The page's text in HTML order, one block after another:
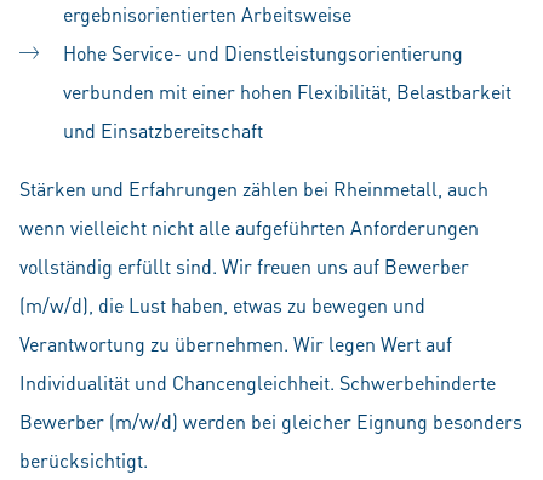
ergebnisorientierten Arbeitsweise
Hohe Service- und Dienstleistungsorientierung
verbunden mit einer hohen Flexibilität, Belastbarkeit
und Einsatzbereitschaft
Stärken und Erfahrungen zählen bei Rheinmetall, auch
wenn vielleicht nicht alle aufgeführten Anforderungen
vollständig erfüllt sind. Wir freuen uns auf Bewerber
(m/w/d), die Lust haben, etwas zu bewegen und
Verantwortung zu übernehmen. Wir legen Wert auf
Individualität und Chancengleichheit. Schwerbehinderte
Bewerber (m/w/d) werden bei gleicher Eignung besonders
berücksichtigt.